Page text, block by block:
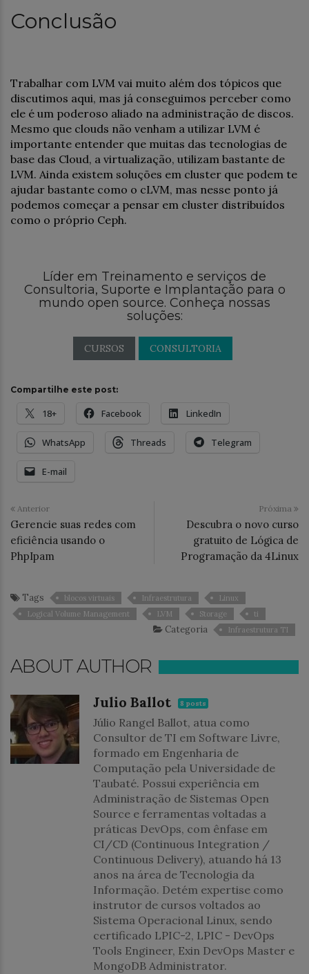
Conclusão
Trabalhar com LVM vai muito além dos tópicos que
discutimos aqui, mas já conseguimos perceber como
ele é um poderoso aliado na administração de discos.
Mesmo que clouds não venham a utilizar LVM é
importante entender que muitas das tecnologias de
base das Cloud, a virtualização, utilizam bastante de
LVM. Ainda existem soluções em cluster que podem te
ajudar bastante como o cLVM, mas nesse ponto já
podemos começar a pensar em cluster distribuídos
como o próprio Ceph.
Líder em Treinamento e serviços de
Consultoria, Suporte e Implantação para o
mundo open source. Conheça nossas
soluções:
CURSOS CONSULTORIA
Compartilhe este post:
18+ Facebook LinkedIn
WhatsApp Threads Telegram
E-mail
Anterior
Gerencie suas redes com
eficiência usando o
PhpIpam
Próxima
Descubra o novo curso
gratuito de Lógica de
Programação da 4Linux
Tags blocos virtuais Infraestrutura
Linux
Logical Volume Management
LVM Storage ti
Categoria Infraestrutura TI
ABOUT AUTHOR
Julio Ballot 8 posts
Júlio Rangel Ballot, atua como
Consultor de TI em Software Livre,
formado em Engenharia de
Computação pela Universidade de
Taubaté. Possui experiência em
Administração de Sistemas Open
Source e ferramentas voltadas a
práticas DevOps, com ênfase em
CI/CD (Continuous Integration /
Continuous Delivery), atuando há 13
anos na área de Tecnologia da
Informação. Detém expertise como
instrutor de cursos voltados ao
Sistema Operacional Linux, sendo
certificado LPIC-2, LPIC - DevOps
Tools Engineer, Exin DevOps Master e
MongoDB Administrator.